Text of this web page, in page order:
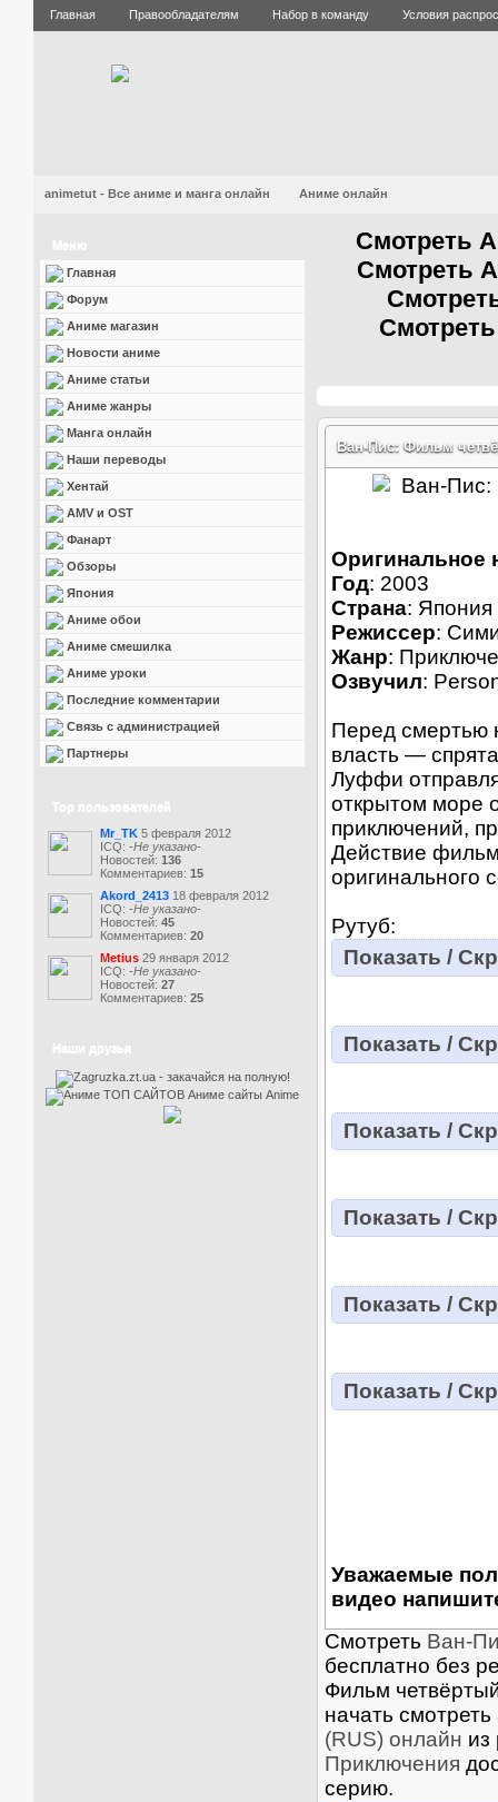
Главная Правообладателям Набор в команду Условия
animetut - Все аниме и манга онлайн Аниме онлайн
Меню
Главная
Форум
Аниме магазин
Новости аниме
Аниме статьи
Аниме жанры
Манга онлайн
Наши переводы
Хентай
AMV и OST
Фанарт
Обзоры
Япония
Аниме обои
Аниме смешилка
Аниме уроки
Последние комментарии
Связь с администрацией
Партнеры
Top пользователей
Mr_TK 5 февраля 2012
ICQ: -Не указано-
Новостей: 136
Комментариев: 15
Akord_2413 18 февраля 2012
ICQ: -Не указано-
Новостей: 45
Комментариев: 20
Metius 29 января 2012
ICQ: -Не указано-
Новостей: 27
Комментариев: 25
Наши друзья
Смотреть
Смотреть
Ван-Пис: Фильм
Оригинальное
Год: 2003
Страна: Япония
Режиссер:
Жанр:
Озвучил:
Перед смертью
власть —
Луффи
открытом море
приключений,
Действие
оригинального
Рутуб:
Показать /
Показать /
Показать /
Показать /
Показать /
Показать /
Уважаемые
видео
Смотреть Ван-
бесплатно без
Фильм
начать
(RUS) онлайн из
Приключения
серию.